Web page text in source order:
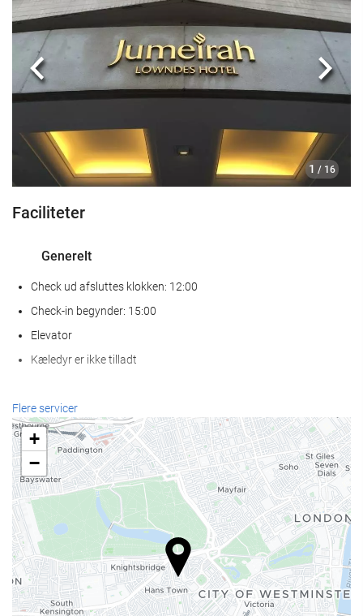
1 / 16
Previous
Faciliteter
Generelt
Check ud afsluttes klokken: 12:00
Check-in begynder: 15:00
Elevator
Kæledyr er ikke tilladt
Receptionen
Døgnåben reception
Bagageopbevaring
Mad og drikke
À la carte-restaurant
Bar
Internetadgang
Flere servicer
+
−